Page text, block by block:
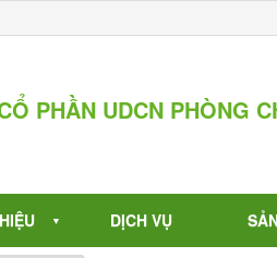
PHẦN UDCN PHÒNG
▼ DỊCH VỤ